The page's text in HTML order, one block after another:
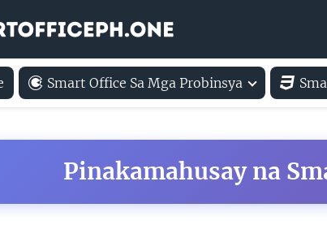
Smart Office Sa Mga Probinsya
Pinakamahusay na